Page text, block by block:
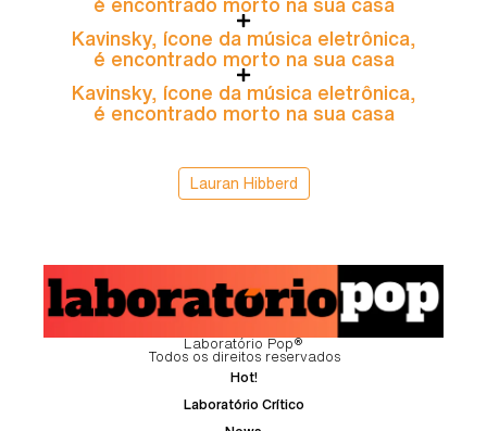
é encontrado morto na sua casa
Kavinsky, ícone da música eletrônica,
é encontrado morto na sua casa
Kavinsky, ícone da música eletrônica,
é encontrado morto na sua casa
Lauran Hibberd
Laboratório Pop®
Todos os direitos reservados
Hot!
Laboratório Crítico